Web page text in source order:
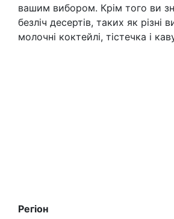
вашим вибором. Крім того ви
безліч десертів, таких як різні
молочні коктейлі, тістечка і
Регіон